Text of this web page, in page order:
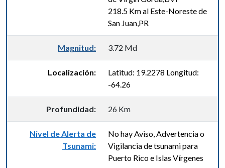
218.5 Km al Este-Noreste de
San Juan,PR
Magnitud: 3.72 Md
Localización:
Latitud: 19.2278 Longitud:
-64.26
Profundidad: 26 Km
Nivel de Alerta de
Tsunami:
No hay Aviso, Advertencia o
Vigilancia de tsunami para
Puerto Rico e Islas Vírgenes